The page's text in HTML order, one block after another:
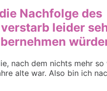
Nachfolge des
leider
nach dem nichts mehr
alte war. Also bin ich